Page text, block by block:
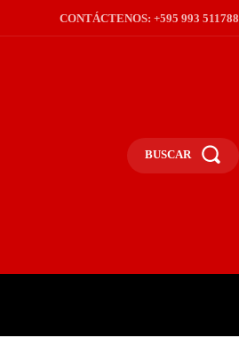
CONTÁCTENOS: +595 993 511788
BUSCAR